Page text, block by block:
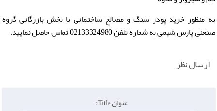
به منظور خرید پودر سنگ و مصالح ساختمانی با بخش بازرگانی گروه
صنعتی پارس شیمی به شماره تلفن 02133324980 تماس حاصل نمایید.
ارسال نظر
عنوان Title: